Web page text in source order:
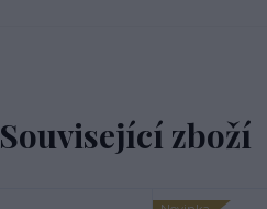
Související zboží